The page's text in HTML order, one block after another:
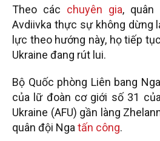
Theo các chuyên gia, quân
Avdiivka thực sự không dừng
lực theo hướng này, họ tiếp
Ukraine đang rút lui.
Bộ Quốc phòng Liên bang
của lữ đoàn cơ giới số 31
Ukraine (AFU) gần làng
quân đội Ngatấn công.